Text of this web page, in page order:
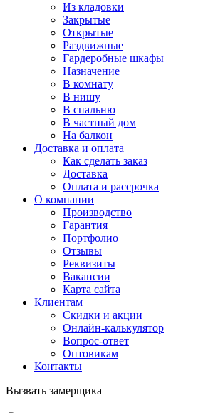
Из кладовки
Закрытые
Открытые
Раздвижные
Гардеробные шкафы
Назначение
В комнату
В нишу
В спальню
В частный дом
На балкон
Доставка и оплата
Как сделать заказ
Доставка
Оплата и рассрочка
О компании
Производство
Гарантия
Портфолио
Отзывы
Реквизиты
Вакансии
Карта сайта
Клиентам
Скидки и акции
Онлайн-калькулятор
Вопрос-ответ
Оптовикам
Контакты
Вызвать замерщика